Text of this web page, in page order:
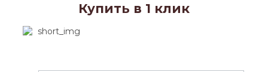
Купить в 1 клик